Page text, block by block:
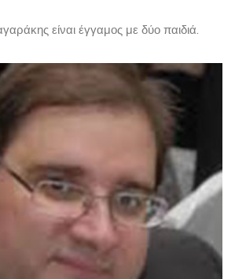
είναι έγγαμος με δύο παιδιά.